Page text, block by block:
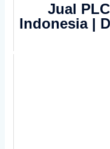
Jual
Indonesia |